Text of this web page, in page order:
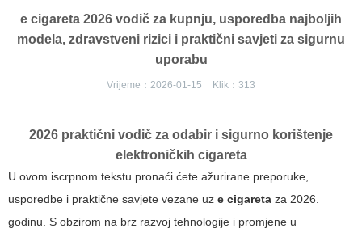
e cigareta 2026 vodič za kupnju, usporedba najboljih
modela, zdravstveni rizici i praktični savjeti za sigurnu
uporabu
Vrijeme：2026-01-15 Klik： 313
2026 praktični vodič za odabir i sigurno korištenje
elektroničkih cigareta
U ovom iscrpnom tekstu pronaći ćete ažurirane preporuke,
usporedbe i praktične savjete vezane uz e cigareta za 2026.
godinu. S obzirom na brz razvoj tehnologije i promjene u